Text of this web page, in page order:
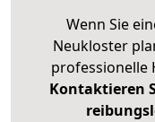
Wenn Sie
Neukloster
professionelle
Kontaktieren